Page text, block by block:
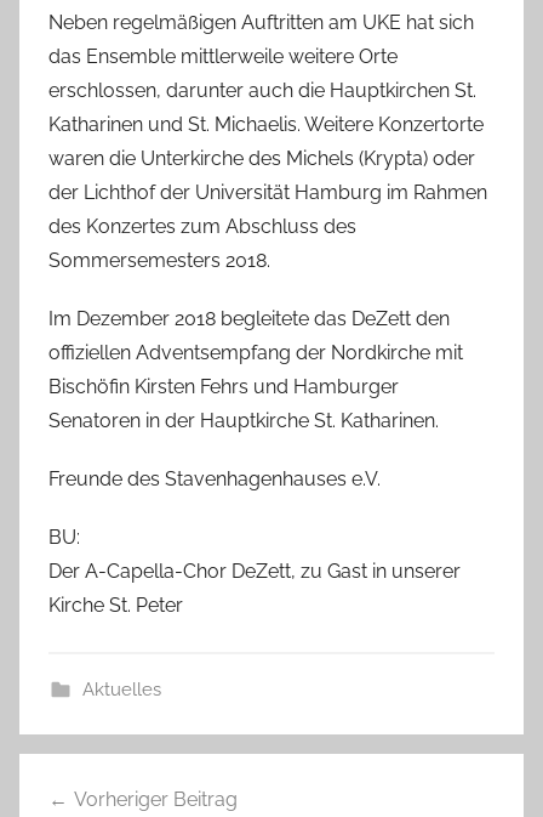
Neben regelmäßigen Auftritten am UKE hat sich
das Ensemble mittlerweile weitere Orte
erschlossen, darunter auch die Hauptkirchen St.
Katharinen und St. Michaelis. Weitere Konzertorte
waren die Unterkirche des Michels (Krypta) oder
der Lichthof der Universität Hamburg im Rahmen
des Konzertes zum Abschluss des
Sommersemesters 2018.
Im Dezember 2018 begleitete das DeZett den
offiziellen Adventsempfang der Nordkirche mit
Bischöfin Kirsten Fehrs und Hamburger
Senatoren in der Hauptkirche St. Katharinen.
Freunde des Stavenhagenhauses e.V.
BU:
Der A-Capella-Chor DeZett, zu Gast in unserer
Kirche St. Peter
Aktuelles
Vorheriger Beitrag